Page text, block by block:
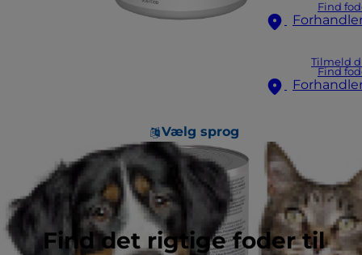
Find
Tilmeld
Find
Vælg sprog
Find det rigtige foder til